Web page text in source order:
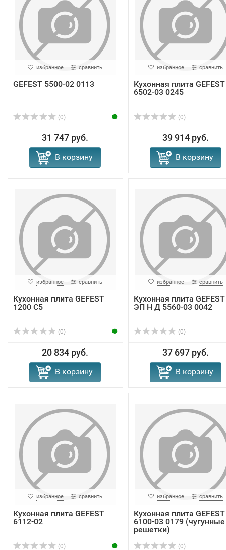
избранное сравнить
GEFEST 5500-02 0113
(0)
31 747 руб.
В корзину
избранное сравнить
Кухонная плита GEFEST
6502-03 0245
(0)
39 914 руб.
В корзину
избранное сравнить
Кухонная плита GEFEST
1200 С5
(0)
20 834 руб.
В корзину
избранное сравнить
Кухонная плита GEFEST
ЭП Н Д 5560-03 0042
(0)
37 697 руб.
В корзину
избранное сравнить
Кухонная плита GEFEST
6112-02
(0)
избранное сравнить
Кухонная плита GEFEST
6100-03 0179 (чугунные
решетки)
(0)